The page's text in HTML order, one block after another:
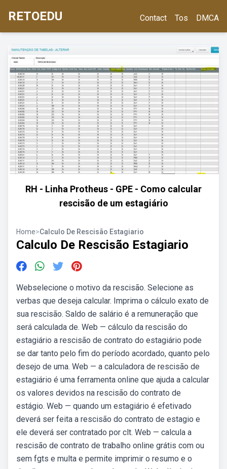
RETOEDU Contact Tos DMCA
RH - Linha Protheus - GPE - Como calcular
rescisão de um estagiário
Home>Calculo De Rescisão Estagiario
Calculo De Rescisão Estagiario
Webselecione o motivo da rescisão. Selecione as
verbas que deseja calcular. Imprima o cálculo exato de
sua rescisão. Saldo de salário é a remuneração que
será calculada de. Web — cálculo da rescisão do
estagiário a rescisão de contrato do estagiário pode
se dar tanto pelo fim do período acordado, quanto pelo
desejo de uma. Web — a calculadora de rescisão de
estagiário é uma ferramenta online que ajuda a calcular
os valores devidos na rescisão do contrato de
estágio. Web — quando um estagiário é efetivado
deverá ser feita a rescisão do contrato de estagio e
ele deverá ser contratado por clt. Web — calcula a
rescisão de contrato de trabalho online grátis com ou
sem fgts e multa e permite imprimir o resumo e o